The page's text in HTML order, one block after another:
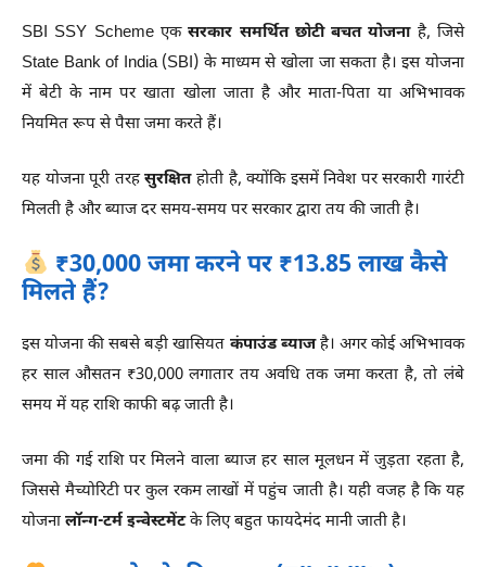
SBI SSY Scheme एकसरकार समर्थित छोटी बचत योजनाहै, जिसे
State Bank of India (SBI) के माध्यम से खोला जा सकता है। इस योजना
में बेटी के नाम पर खाता खोला जाता है और माता-पिता या अभिभावक
नियमित रूप से पैसा जमा करते हैं।
यह योजना पूरी तरहसुरक्षितहोती है, क्योंकि इसमें निवेश पर सरकारी गारंटी
मिलती है और ब्याज दर समय-समय पर सरकार द्वारा तय की जाती है।
₹30,000 जमा करने पर ₹13.85 लाख कैसे
मिलते हैं?
इस योजना की सबसे बड़ी खासियत कंपाउंड ब्याजहै। अगर कोई अभिभावक
हर साल औसतन ₹30,000 लगातार तय अवधि तक जमा करता है, तो लंबे
समय में यह राशि काफी बढ़ जाती है।
जमा की गई राशि पर मिलने वाला ब्याज हर साल मूलधन में जुड़ता रहता है,
जिससे मैच्योरिटी पर कुल रकम लाखों में पहुंच जाती है। यही वजह है कि यह
योजना लॉन्ग-टर्म इन्वेस्टमेंटके लिए बहुत फायदेमंद मानी जाती है।